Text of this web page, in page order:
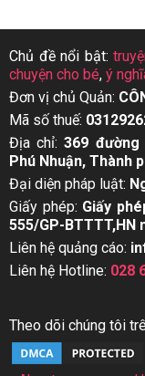
Chủ đề nổi bật:
chuyện cho bé, ý
Đơn vị chủ Quản:
Mã số thuế:
Địa chỉ:369 đường
Phú Nhuận, Thành
Đại diện pháp luật:
Giấy phép: Giấy
555/GP-BTTTT,HN
Liên hệ quảng cáo:
Liên hệ Hotline: 028
Theo dõi chúng tôi